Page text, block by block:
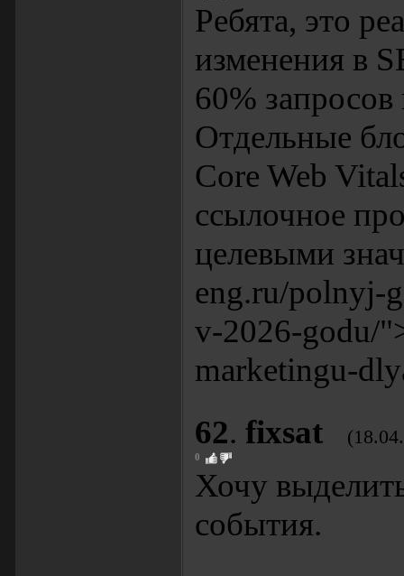
Ребята, это
изменения в
60%
Отдельные
Core Web
ссылочное
целевыми
eng.ru/polnyj-
v-2026-godu/
marketingu-
62. fixsat
0
Хочу
события.